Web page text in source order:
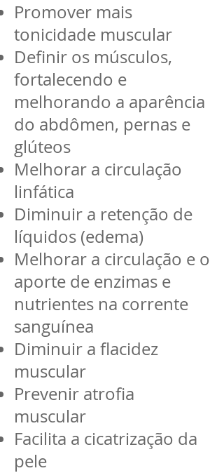
Promover mais
tonicidade muscular
Definir os músculos,
fortalecendo e
melhorando a aparência
do abdômen, pernas e
glúteos
Melhorar a circulação
linfática
Diminuir a retenção de
líquidos (edema)
Melhorar a circulação e o
aporte de enzimas e
nutrientes na corrente
sanguínea
Diminuir a flacidez
muscular
Prevenir atrofia
muscular
Facilita a cicatrização da
pele